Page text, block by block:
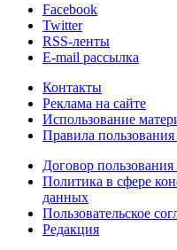
Facebook
Twitter
RSS-ленты
E-mail рассылка
Контакты
Реклама на сайте
Использование
Правила
Договор пользования
Политика в сфере
данных
Пользовательское
Редакция